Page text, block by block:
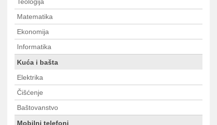
Teologija
Matematika
Ekonomija
Informatika
Kuća i bašta
Elektrika
Čišćenje
Baštovanstvo
Mobilni telefoni